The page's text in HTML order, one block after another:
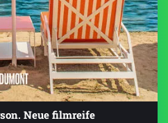
Neue filmreife